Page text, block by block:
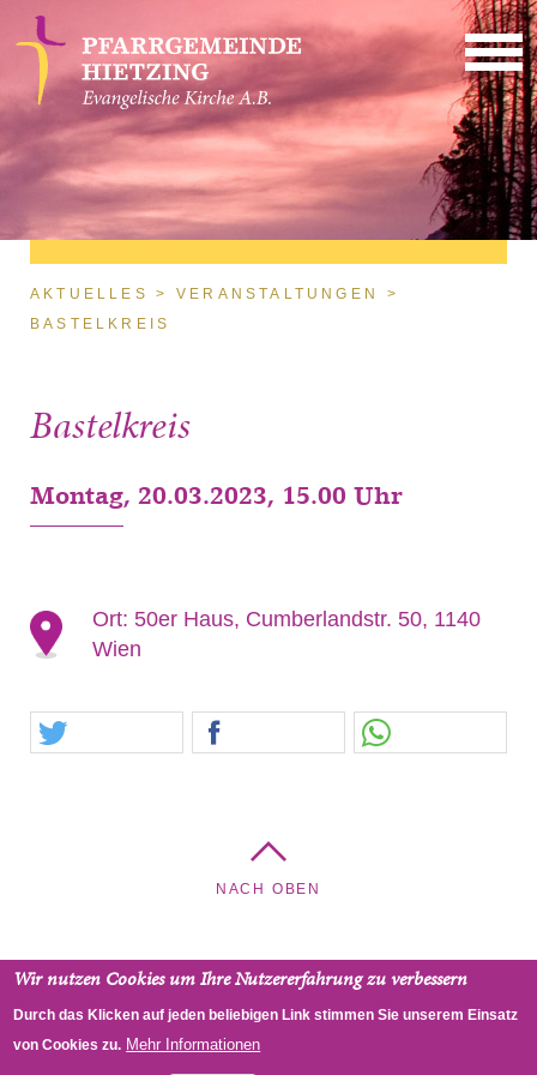
Wir nutzen Cookies um Ihre Nutzererfahrung zu verbessern
Durch das Klicken auf jeden beliebigen Link stimmen Sie unserem Einsatz
von Cookies zu. Mehr Informationen
Direkt zum Inhalt
Sie sind hier
AKTUELLES
VERANSTALTUNGEN
BASTELKREIS
Bastelkreis
Montag, 20.03.2023, 15.00 Uhr
Ort: 50er Haus, Cumberlandstr. 50, 1140
Wien
NACH OBEN
Kreuzkirche - Pfarrgemeinde Hietzing, Cumberlandstraße
48, 1140 Wien, Österreich